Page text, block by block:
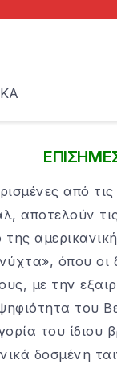
από τις
αποτελούν
της
όπου οι
με την
του ίδιου
δοσμένη